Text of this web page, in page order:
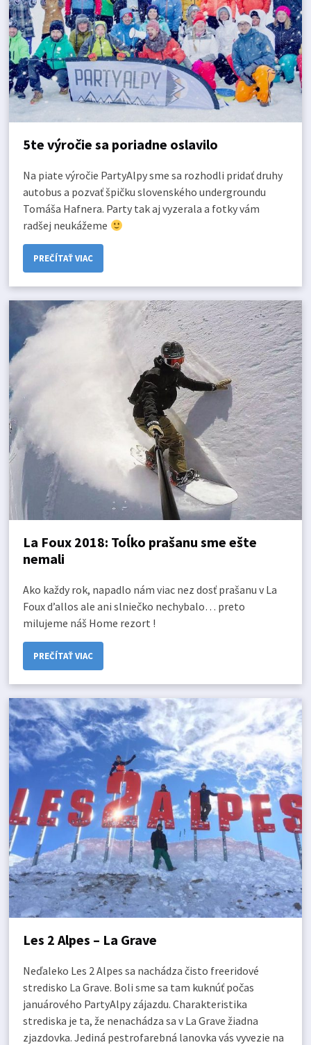
5te výročie sa poriadne oslavilo
Na piate výročie PartyAlpy sme sa rozhodli pridať druhy
autobus a pozvať špičku slovenského undergroundu
Tomáša Hafnera. Party tak aj vyzerala a fotky vám
radšej neukážeme
PREČÍTAŤ VIAC
La Foux 2018: Toĺko prašanu sme ešte
nemali
Ako každy rok, napadlo nám viac nez dosť prašanu v La
Foux d’allos ale ani slniečko nechybalo… preto
milujeme náš Home rezort !
PREČÍTAŤ VIAC
Les 2 Alpes – La Grave
Neďaleko Les 2 Alpes sa nachádza čisto freeridové
stredisko La Grave. Boli sme sa tam kuknúť počas
januárového PartyAlpy zájazdu. Charakteristika
strediska je ta, že nenachádza sa v La Grave žiadna
zjazdovka. Jediná pestrofarebná lanovka vás vyvezie na